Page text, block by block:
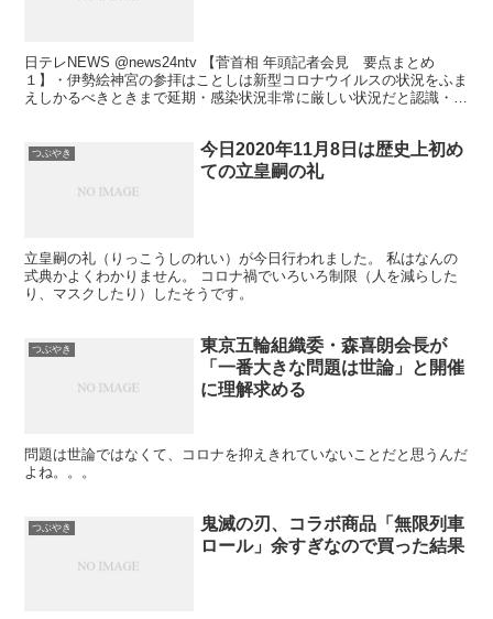
日テレNEWS @news24ntv 【菅首相 年頭記者会見 要点まとめ
１】・伊勢絵神宮の参拝はことしは新型コロナウイルスの状況をふま
えしかるべきときまで延期・感染状況非常に厳しい状況だと認識・政
つぶやき
今日2020年11月8日は歴史上初め
ての立皇嗣の礼
立皇嗣の礼（りっこうしのれい）が今日行われました。 私はなんの
式典かよくわかりません。 コロナ禍でいろいろ制限（人を減らした
り、マスクしたり）したそうです。
つぶやき
東京五輪組織委・森喜朗会長が
「一番大きな問題は世論」と開催
に理解求める
問題は世論ではなくて、コロナを抑えきれていないことだと思うんだ
よね。。。
つぶやき
鬼滅の刃、コラボ商品「無限列車
ロール」余すぎなので買った結果